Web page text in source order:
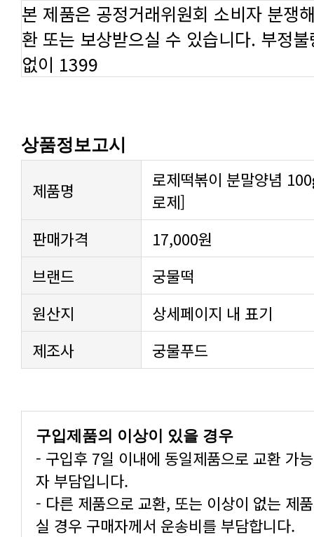
본 제품은 공정거래위원회 소비자 분쟁
환 또는 보상받으실 수 있습니다. 부정
없이 1399
상품정보고시
제품명
로제떡볶이 분말양념
로제]
판매가격
17,000원
브랜드
궁물떡
원산지
상세페이지 내 표기
제조사
궁물푸드
구입제품의 이상이 있을 경우
- 구입후 7일 이내에 동일제품으로 교환 가
자 부담입니다.
- 다른 제품으로 교환, 또는 이상이 없는 제
실 경우 구매자께서 운송비를 부담합니다.